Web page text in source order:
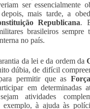
ser essencialmente
mais tarde, a
Republicana.
brasileiros sempre
no país.
da lei e da ordem da
dúbia, de difícil
permitir que as
em determinadas
atividades
exemplo, à ajuda às